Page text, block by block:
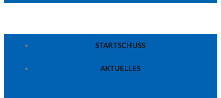
STARTSCHUSS
AKTUELLES